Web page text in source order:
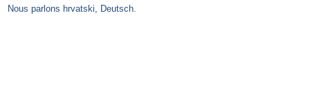
Nous parlons hrvatski, Deutsch.